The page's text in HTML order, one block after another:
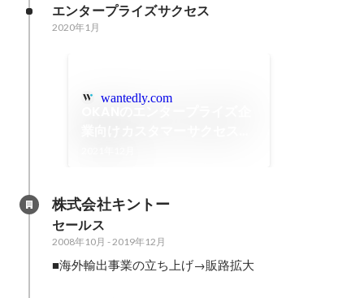
エンタープライズサクセス
2020年1月
wantedly.com
株式会社キントー
セールス
2008年10月 - 2019年12月
■海外輸出事業の立ち上げ→販路拡大